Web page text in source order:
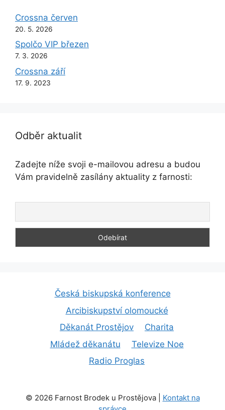
Crossna červen
20. 5. 2026
Spolčo VIP březen
7. 3. 2026
Crossna září
17. 9. 2023
Odběr aktualit
Zadejte níže svoji e-mailovou adresu a budou
Vám pravidelně zasílány aktuality z farnosti:
Česká biskupská konference
Arcibiskupství olomoucké
Děkanát Prostějov
Charita
Mládež děkanátu
Televize Noe
Radio Proglas
© 2026 Farnost Brodek u Prostějova | Kontakt na